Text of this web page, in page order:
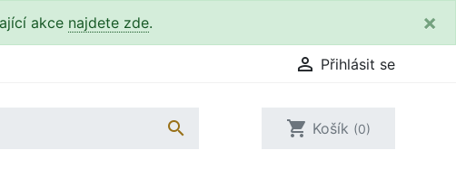
akce najdete zde. ×
 Přihlásit se
 shopping_cart Košík (0)